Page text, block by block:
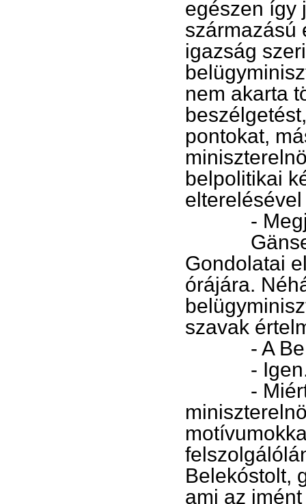
egészen így
származású
igazság
nem akarta
pontokat,
belpolitikai
-
Gänse
Gondolatai
órájára.
szavak
- A
- Igen.
- Miért, a
Belekóstolt,
ami az